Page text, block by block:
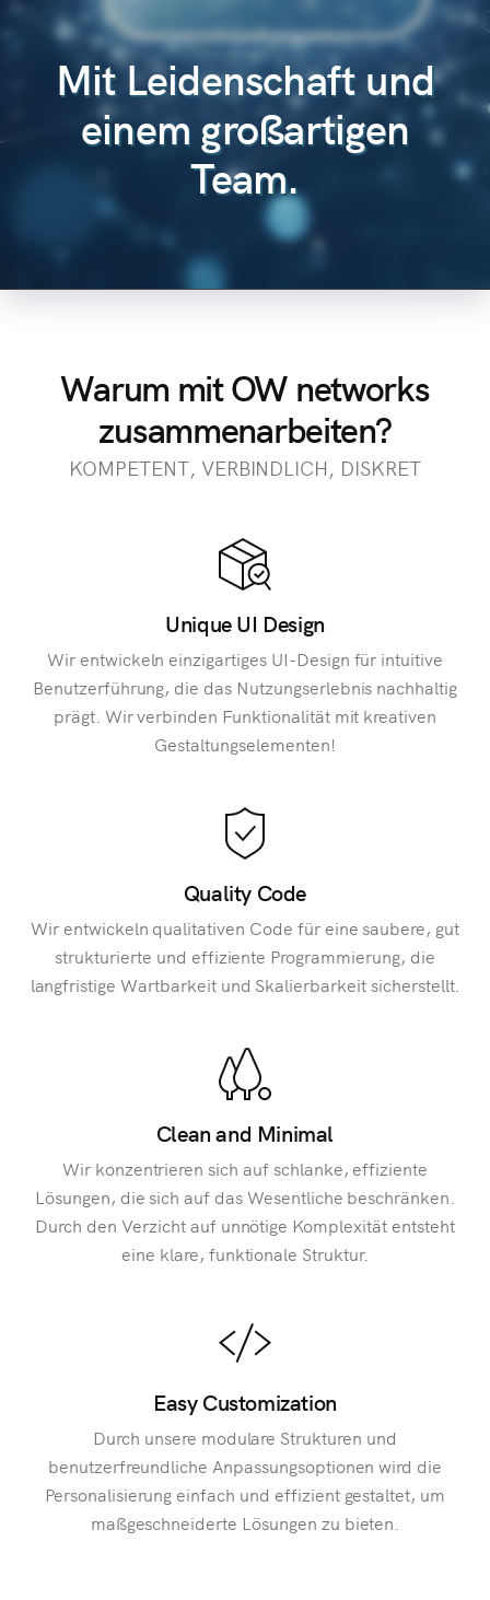
Mit Leidenschaft und
einem großartigen
Team.
Warum mit OW networks
zusammenarbeiten?
KOMPETENT, VERBINDLICH, DISKRET
Unique UI Design
Wir entwickeln einzigartiges UI-Design für intuitive
Benutzerführung, die das Nutzungserlebnis nachhaltig
prägt. Wir verbinden Funktionalität mit kreativen
Gestaltungselementen!
Quality Code
Wir entwickeln qualitativen Code für eine saubere, gut
strukturierte und effiziente Programmierung, die
langfristige Wartbarkeit und Skalierbarkeit sicherstellt.
Clean and Minimal
Wir konzentrieren sich auf schlanke, effiziente
Lösungen, die sich auf das Wesentliche beschränken.
Durch den Verzicht auf unnötige Komplexität entsteht
eine klare, funktionale Struktur.
Easy Customization
Durch unsere modulare Strukturen und
benutzerfreundliche Anpassungsoptionen wird die
Personalisierung einfach und effizient gestaltet, um
maßgeschneiderte Lösungen zu bieten.